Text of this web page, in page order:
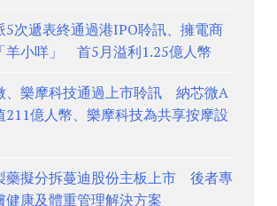
5次遞表終通過港IPO聆訊、擁電商
羊小咩」 首5月溢利1.25億人幣
、樂摩科技通過上市聆訊 納芯微A
211億人幣、樂摩科技為共享按摩設
藥擬分拆蔓迪股份主板上市 後者專
健康及體重管理解決方案